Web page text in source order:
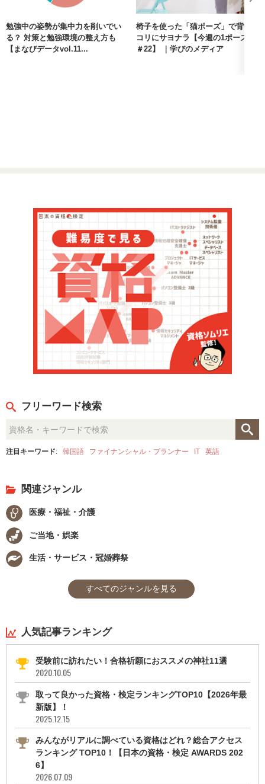
勉強中の姿勢が集中力を削いでい
る？ 対策と勉強環境の整え方も
【まなびデータvol.11...
椅子を使った「猫ポーズ」で背中
コリにサヨナラ【今週の1ポーズ
＃22】 ｜学びのメディア
フリーワード検索
注目キーワード: 韓国語 ファイナンシャル・プランナー IT 英語
関連ジャンル
医療・福祉・介護
ご当地・娯楽
生活・サービス・冠婚葬祭
すべてのジャンルを見る
人気記事ランキング
受験前に訪れたい！合格祈願におススメの神社11選
2020.10.05
取って良かった資格・検定ランキングTOP10【2026年最
新版】！
2025.12.15
みんながリアルに調べている資格はどれ？総合アクセス
ランキング TOP10！【日本の資格・検定 AWARDS 202
6】
2026.07.09